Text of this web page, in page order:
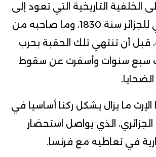
الخلفية التاريخية التي تعود إلى
الاحتلال الفرنسي للجزائر سنة 1830، وما صاحبه من
قبل أن تنتهي تلك الحقبة بحرب
سبع سنوات وأسفرت عن سقوط
الإرث ما يزال يشكل ركنا أساسيا في
الذي يواصل استحضار
في تعاطيه مع فرنسا.